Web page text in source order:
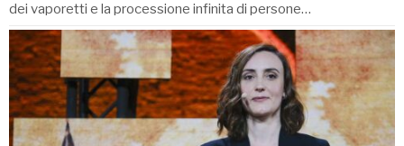
dei vaporetti e la processione infinita di persone…